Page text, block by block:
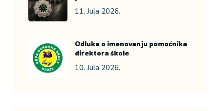
11. Jula 2026.
Odluka o imenovanju pomoćnika
direktora škole
10. Jula 2026.